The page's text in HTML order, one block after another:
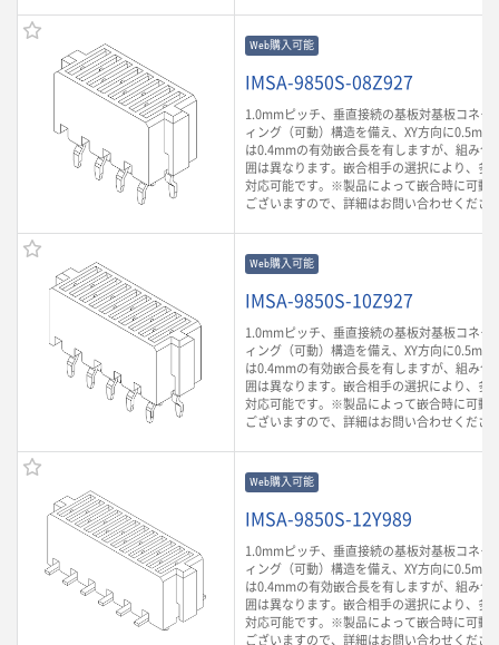
Web購入可能
IMSA-9850S-08Z927
1.0mmピッチ、垂直接続の基板対基板コネク
ィング（可動）構造を備え、XY方向に
は0.4mmの有効嵌合長を有しますが、組み合
囲は異なります。嵌合相手の選択により、多
対応可能です。※製品によって嵌合時に可動
ございますので、詳細はお問い合わせくださ
Web購入可能
IMSA-9850S-10Z927
1.0mmピッチ、垂直接続の基板対基板コネク
ィング（可動）構造を備え、XY方向に
は0.4mmの有効嵌合長を有しますが、組み合
囲は異なります。嵌合相手の選択により、多
対応可能です。※製品によって嵌合時に可動
ございますので、詳細はお問い合わせくださ
Web購入可能
IMSA-9850S-12Y989
1.0mmピッチ、垂直接続の基板対基板コネク
ィング（可動）構造を備え、XY方向に
は0.4mmの有効嵌合長を有しますが、組み合
囲は異なります。嵌合相手の選択により、多
対応可能です。※製品によって嵌合時に可動
ございますので、詳細はお問い合わせくださ